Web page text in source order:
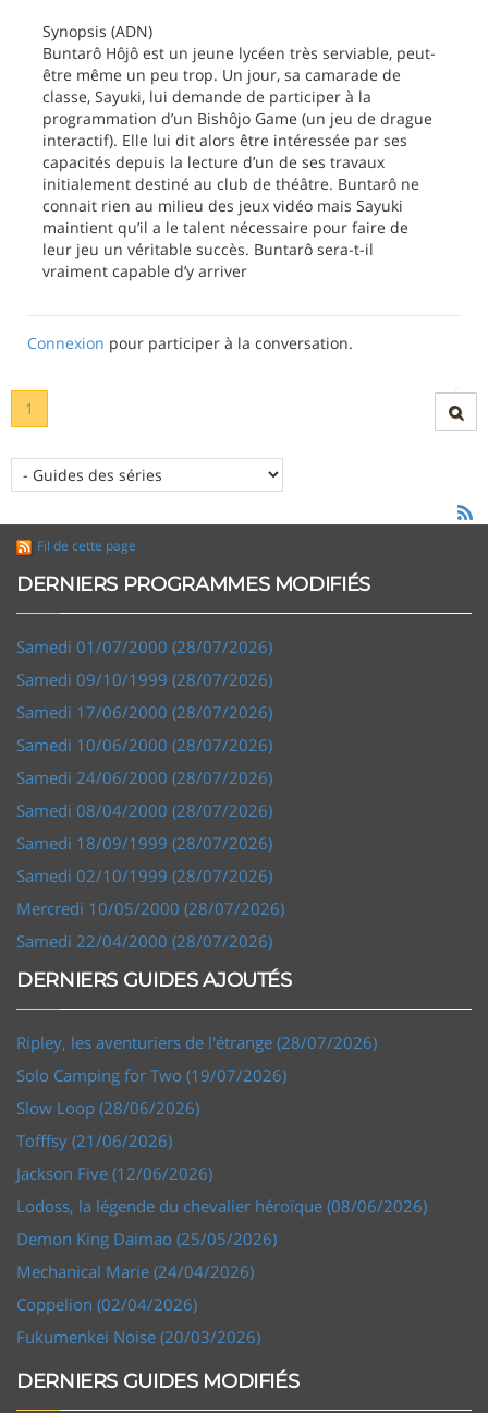
Synopsis (ADN)
Buntarô Hôjô est un jeune lycéen très serviable, peut-
être même un peu trop. Un jour, sa camarade de
classe, Sayuki, lui demande de participer à la
programmation d’un Bishôjo Game (un jeu de drague
interactif). Elle lui dit alors être intéressée par ses
capacités depuis la lecture d’un de ses travaux
initialement destiné au club de théâtre. Buntarô ne
connait rien au milieu des jeux vidéo mais Sayuki
maintient qu’il a le talent nécessaire pour faire de
leur jeu un véritable succès. Buntarô sera-t-il
vraiment capable d’y arriver
Connexion pour participer à la conversation.
1
Fil de cette page
DERNIERS PROGRAMMES MODIFIÉS
Samedi 01/07/2000 (28/07/2026)
Samedi 09/10/1999 (28/07/2026)
Samedi 17/06/2000 (28/07/2026)
Samedi 10/06/2000 (28/07/2026)
Samedi 24/06/2000 (28/07/2026)
Samedi 08/04/2000 (28/07/2026)
Samedi 18/09/1999 (28/07/2026)
Samedi 02/10/1999 (28/07/2026)
Mercredi 10/05/2000 (28/07/2026)
Samedi 22/04/2000 (28/07/2026)
DERNIERS GUIDES AJOUTÉS
Ripley, les aventuriers de l'étrange (28/07/2026)
Solo Camping for Two (19/07/2026)
Slow Loop (28/06/2026)
Tofffsy (21/06/2026)
Jackson Five (12/06/2026)
Lodoss, la légende du chevalier héroïque (08/06/2026)
Demon King Daimao (25/05/2026)
Mechanical Marie (24/04/2026)
Coppelion (02/04/2026)
Fukumenkei Noise (20/03/2026)
DERNIERS GUIDES MODIFIÉS